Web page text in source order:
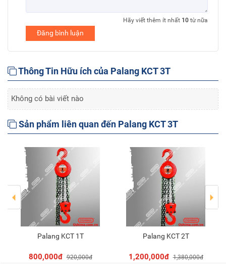
Hãy viết thêm ít nhất 10 từ nữa
Đăng bình luận
Thông Tin Hữu ích của Palang KCT 3T
Không có bài viết nào
Sản phẩm liên quan đến Palang KCT 3T
Thêm vào giỏ
Palang KCT 1T
800,000đ 920,000đ
Thêm vào giỏ
Palang KCT 2T
1,200,000đ 1,380,000đ